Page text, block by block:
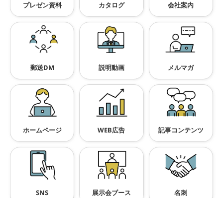
プレゼン資料 カタログ 会社案内
郵送DM 説明動画 メルマガ
ホームページ WEB広告 記事コンテンツ
SNS 展示会ブース 名刺